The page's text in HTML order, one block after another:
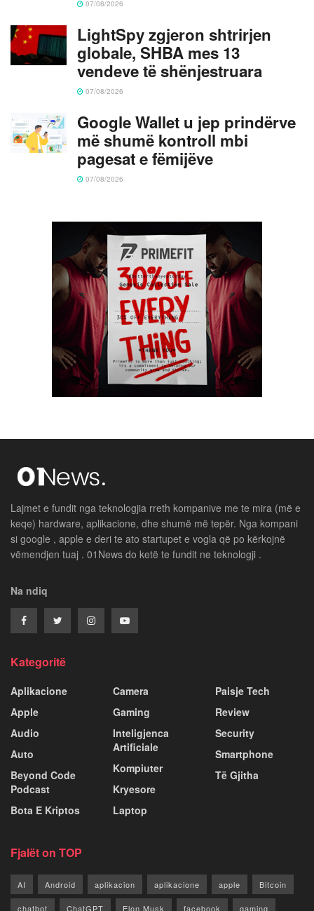
07/08/2026
LightSpy zgjeron shtrirjen
globale, SHBA mes 13
vendeve të shënjestruara
07/08/2026
Google Wallet u jep prindërve
më shumë kontroll mbi
pagesat e fëmijëve
07/08/2026
Lajmet e fundit nga teknologjia rreth kompanive me te mira (më e
keqe) hardware, aplikacione, dhe shumë më tepër. Nga kompani
si google , apple e deri te ato startupet e vogla që po kërkojnë
vëmendjen tuaj . 01News do ketë te fundit ne teknologji .
Na ndiq
Kategoritë
Aplikacione
Apple
Audio
Auto
Beyond Code
Podcast
Bota E Kriptos
Camera
Gaming
Inteligjenca
Artificiale
Kompiuter
Kryesore
Laptop
Paisje Tech
Review
Security
Smartphone
Të Gjitha
Fjalët on TOP
AI Android aplikacion aplikacione apple Bitcoin
chatbot ChatGPT Elon Musk facebook gaming